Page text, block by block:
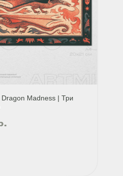
Madness | Три